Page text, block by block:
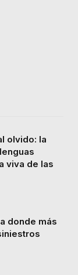
olvido: la
viva de las
donde más